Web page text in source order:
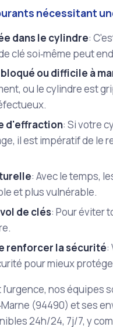
nécessitant
dans le cylindre:
clé soi‑même peut
ou difficile à
ou le cylindre est
d'effraction: Si votre
il est impératif de le
: Avec le temps,
et plus vulnérable.
de clés: Pour éviter
renforcer la sécurité:
pour mieux
nos équipes
(94490) et ses
24h/24, 7j/7, y